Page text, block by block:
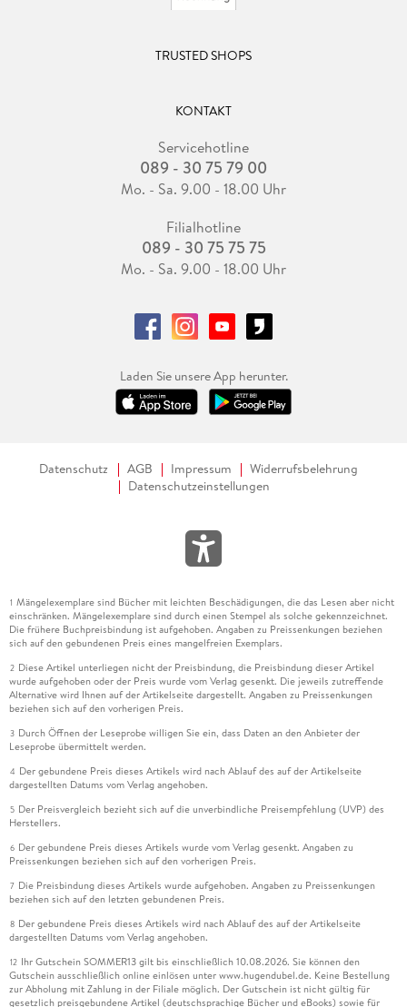
TRUSTED SHOPS
KONTAKT
Servicehotline
089 - 30 75 79 00
Mo. - Sa. 9.00 - 18.00 Uhr
Filialhotline
089 - 30 75 75 75
Mo. - Sa. 9.00 - 18.00 Uhr
Laden Sie unsere App herunter.
Datenschutz AGB Impressum
Widerrufsbelehrung
Datenschutzeinstellungen
1 Mängelexemplare sind Bücher mit leichten Beschädigungen, die das Lesen aber nicht
einschränken. Mängelexemplare sind durch einen Stempel als solche gekennzeichnet.
Die frühere Buchpreisbindung ist aufgehoben. Angaben zu Preissenkungen beziehen
sich auf den gebundenen Preis eines mangelfreien Exemplars.
2 Diese Artikel unterliegen nicht der Preisbindung, die Preisbindung dieser Artikel
wurde aufgehoben oder der Preis wurde vom Verlag gesenkt. Die jeweils zutreffende
Alternative wird Ihnen auf der Artikelseite dargestellt. Angaben zu Preissenkungen
beziehen sich auf den vorherigen Preis.
3 Durch Öffnen der Leseprobe willigen Sie ein, dass Daten an den Anbieter der
Leseprobe übermittelt werden.
4 Der gebundene Preis dieses Artikels wird nach Ablauf des auf der Artikelseite
dargestellten Datums vom Verlag angehoben.
5 Der Preisvergleich bezieht sich auf die unverbindliche Preisempfehlung (UVP) des
Herstellers.
6 Der gebundene Preis dieses Artikels wurde vom Verlag gesenkt. Angaben zu
Preissenkungen beziehen sich auf den vorherigen Preis.
7 Die Preisbindung dieses Artikels wurde aufgehoben. Angaben zu Preissenkungen
beziehen sich auf den letzten gebundenen Preis.
8 Der gebundene Preis dieses Artikels wird nach Ablauf des auf der Artikelseite
dargestellten Datums vom Verlag angehoben.
12 Ihr Gutschein SOMMER13 gilt bis einschließlich 10.08.2026. Sie können den
Gutschein ausschließlich online einlösen unter www.hugendubel.de. Keine Bestellung
zur Abholung mit Zahlung in der Filiale möglich. Der Gutschein ist nicht gültig für
gesetzlich preisgebundene Artikel (deutschsprachige Bücher und eBooks) sowie für